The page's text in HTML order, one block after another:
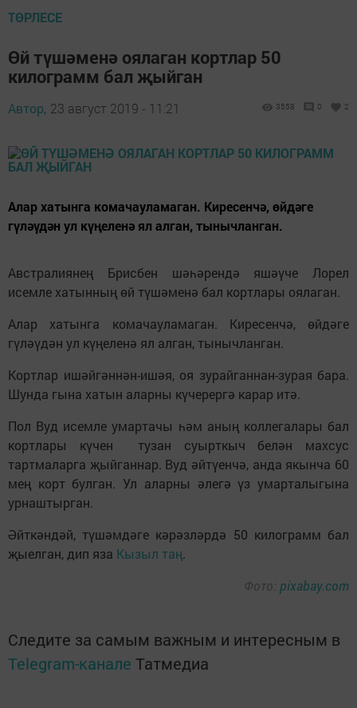
ТӨРЛЕСЕ
Өй түшәменә оялаган кортлар 50
килограмм бал җыйган
Автор, 23 август 2019 - 11:21 3558 0 2
Алар хатынга комачауламаган. Киресенчә, өйдәге
гүләүдән ул күңеленә ял алган, тынычланган.
Австралиянең Брисбен шәһәрендә яшәүче Лорел
исемле хатынның өй түшәменә бал кортлары оялаган.
Алар хатынга комачауламаган. Киресенчә, өйдәге
гүләүдән ул күңеленә ял алган, тынычланган.
Кортлар ишәйгәннән-ишәя, оя зурайганнан-зурая бара.
Шунда гына хатын аларны күчерергә карар итә.
Пол Вуд исемле умартачы һәм аның коллегалары бал
кортлары күчен тузан суырткыч белән махсус
тартмаларга җыйганнар. Вуд әйтүенчә, анда якынча 60
мең корт булган. Ул аларны әлегә үз умарталыгына
урнаштырган.
Әйткәндәй, түшәмдәге кәрәзләрдә 50 килограмм бал
җыелган, дип яза Кызыл таң.
Фото: pixabay.com
Следите за самым важным и интересным в
Telegram-канале Татмедиа